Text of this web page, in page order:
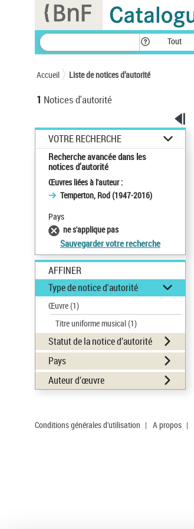
Tout
Accueil Liste de notices d’autorité
1 Notices d'autorité
VOTRE RECHERCHE
Recherche avancée dans les
notices d’autorité
Œuvres liées à l'auteur :
Temperton, Rod (1947-2016)
Pays
ne s'applique pas
Sauvegarder votre recherche
AFFINER
Type de notice d'autorité
Œuvre(1)
Titre uniforme musical(1)
Statut de la notice d’autorité
Pays
Auteur d’œuvre
Conditions générales d'utilisation | A propos |
Panneau de gestion des cookies